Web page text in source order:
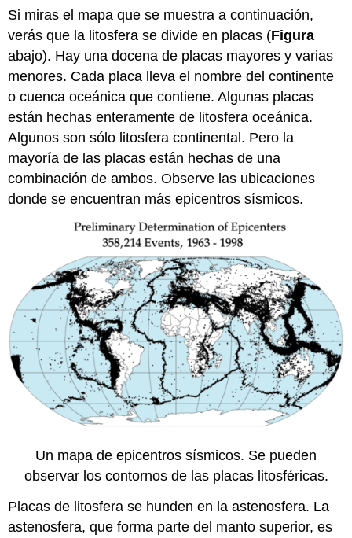
Si miras el mapa que se muestra a continuación,
verás que la litosfera se divide en placas (Figura
abajo). Hay una docena de placas mayores y varias
menores. Cada placa lleva el nombre del continente
o cuenca oceánica que contiene. Algunas placas
están hechas enteramente de litosfera oceánica.
Algunos son sólo litosfera continental. Pero la
mayoría de las placas están hechas de una
combinación de ambos. Observe las ubicaciones
donde se encuentran más epicentros sísmicos.
Un mapa de epicentros sísmicos. Se pueden
observar los contornos de las placas litosféricas.
Placas de litosfera se hunden en la astenosfera. La
astenosfera, que forma parte del manto superior, es